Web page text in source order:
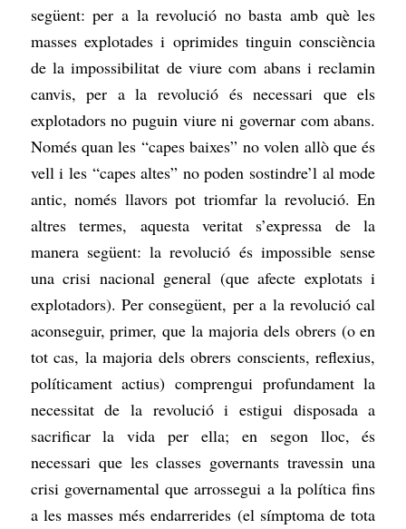
següent: per a la revolució no basta amb què les
masses explotades i oprimides tinguin consciència
de la impossibilitat de viure com abans i reclamin
canvis, per a la revolució és necessari que els
explotadors no puguin viure ni governar com abans.
Només quan les “capes baixes” no volen allò que és
vell i les “capes altes” no poden sostindre’l al mode
antic, només llavors pot triomfar la revolució. En
altres termes, aquesta veritat s’expressa de la
manera següent: la revolució és impossible sense
una crisi nacional general (que afecte explotats i
explotadors). Per consegüent, per a la revolució cal
aconseguir, primer, que la majoria dels obrers (o en
tot cas, la majoria dels obrers conscients, reflexius,
políticament actius) comprengui profundament la
necessitat de la revolució i estigui disposada a
sacrificar la vida per ella; en segon lloc, és
necessari que les classes governants travessin una
crisi governamental que arrossegui a la política fins
a les masses més endarrerides (el símptoma de tota